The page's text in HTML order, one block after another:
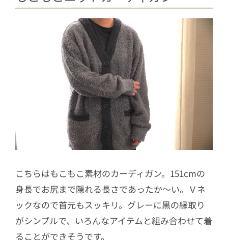
こちらはもこもこ素材のカーディガン。151cmの
身長でお尻まで隠れる長さであったか〜い。Ｖネ
ックなので首元もスッキリ。グレーに黒の縁取り
がシンプルで、いろんなアイテムと組み合わせて着
ることができそうです。